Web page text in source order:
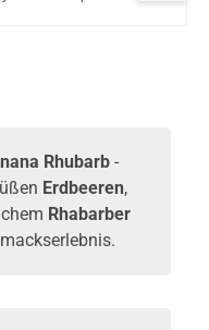
Rhubarb -
Erdbeeren,
Rhabarber